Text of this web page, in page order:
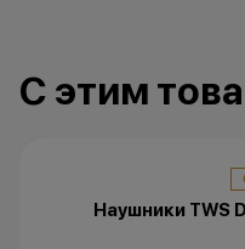
С этим
Наушники TWS